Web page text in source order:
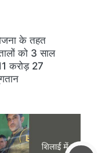
के तहत
को 3 साल
करोड़ 27